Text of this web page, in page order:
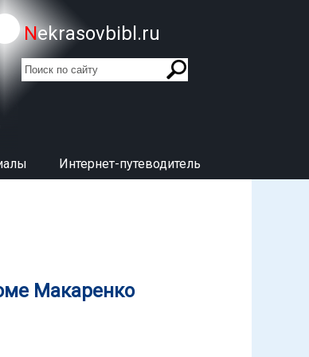
Nekrasovbibl.ru
Форма поиска
поиск
Интернет-путеводитель
Макаренко